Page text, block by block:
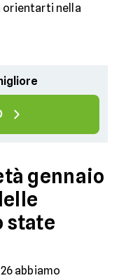
orientarti nella
gennaio
state
abbiamo